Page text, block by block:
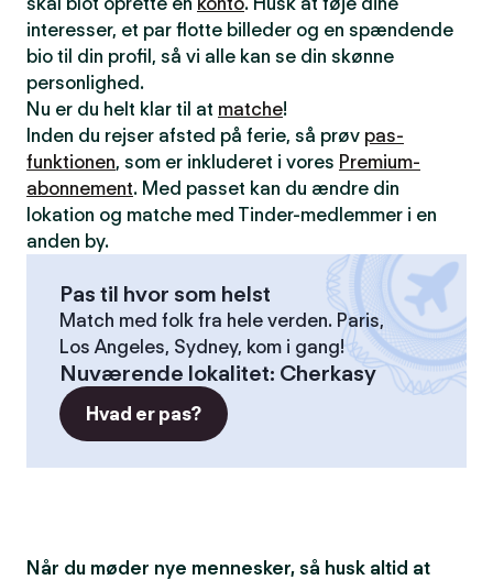
interesser, et par flotte billeder og en spændende
bio til din profil, så vi alle kan se din skønne
personlighed.
Nu er du helt klar til at matche!
Inden du rejser afsted på ferie, så prøv pas-
funktionen, som er inkluderet i vores Premium-
abonnement. Med passet kan du ændre din
lokation og matche med Tinder-medlemmer i en
anden by.
Pas til hvor som helst
Match med folk fra hele verden. Paris,
Los Angeles, Sydney, kom i gang!
Nuværende lokalitet: Cherkasy
Hvad er pas?
Når du møder nye mennesker, så husk altid at